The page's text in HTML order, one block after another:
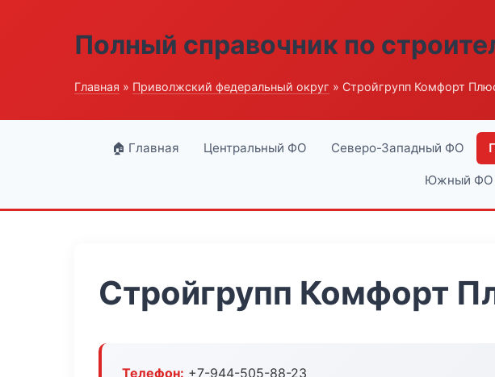
Полный справочник по
Главная » Приволжский федеральный округ » Стройгрупп Комфорт
🏠 Главная Центральный ФО Северо-Западный ФО
Южный ФО
Стройгрупп Комфорт
Телефон: +7-944-505-88-23